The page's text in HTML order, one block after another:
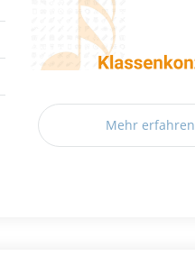
Mehr erfahren